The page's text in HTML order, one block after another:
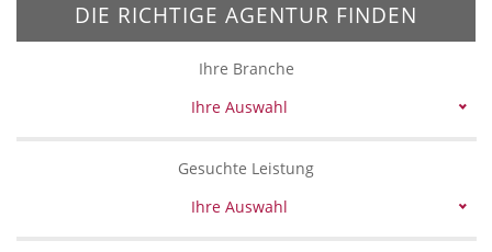
DIE RICHTIGE AGENTUR FINDEN
Ihre Branche
Ihre Auswahl
Gesuchte Leistung
Ihre Auswahl